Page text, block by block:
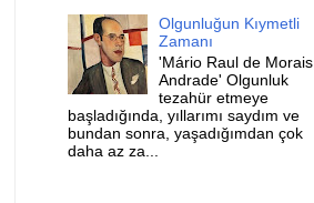
Olgunluğun Kıymetli
Zamanı
'Mário Raul de Morais
Andrade' Olgunluk
tezahür etmeye
başladığında, yıllarımı saydım ve
bundan sonra, yaşadığımdan çok
daha az za...